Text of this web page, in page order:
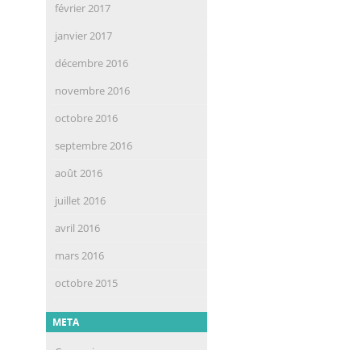
février 2017
janvier 2017
décembre 2016
novembre 2016
octobre 2016
septembre 2016
août 2016
juillet 2016
avril 2016
mars 2016
octobre 2015
META